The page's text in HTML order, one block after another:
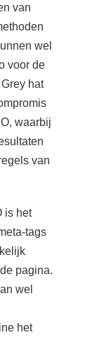
van
wel
voor de
hat
waarbij
van
is het
tags
pagina.
wel
het